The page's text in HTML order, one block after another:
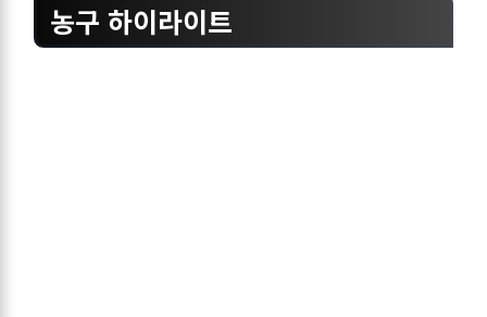
농구 하이라이트